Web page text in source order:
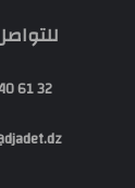
32 61 40 94 07